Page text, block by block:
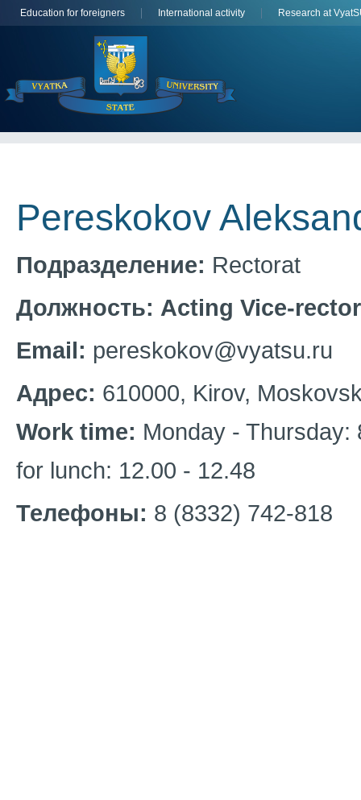
Education for foreigners International activity Research at
Pereskokov
Подразделение: Rectorat
Должность: Acting Vice-
Email: pereskokov@vyatsu.ru
Адрес: 610000, Kirov,
Work time: Monday - Thursday:
for lunch: 12.00 - 12.48
Телефоны: 8 (8332) 742-818